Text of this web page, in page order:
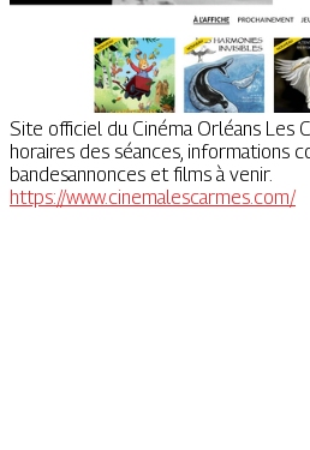
Site officiel du Cinéma Orléans Les
horaires des séances, informations
bandesannonces et films à venir.
https://www.cinemalescarmes.com/